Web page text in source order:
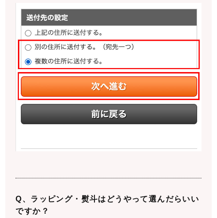
ラッピング・熨斗はどうやって選んだらいい
ですか？